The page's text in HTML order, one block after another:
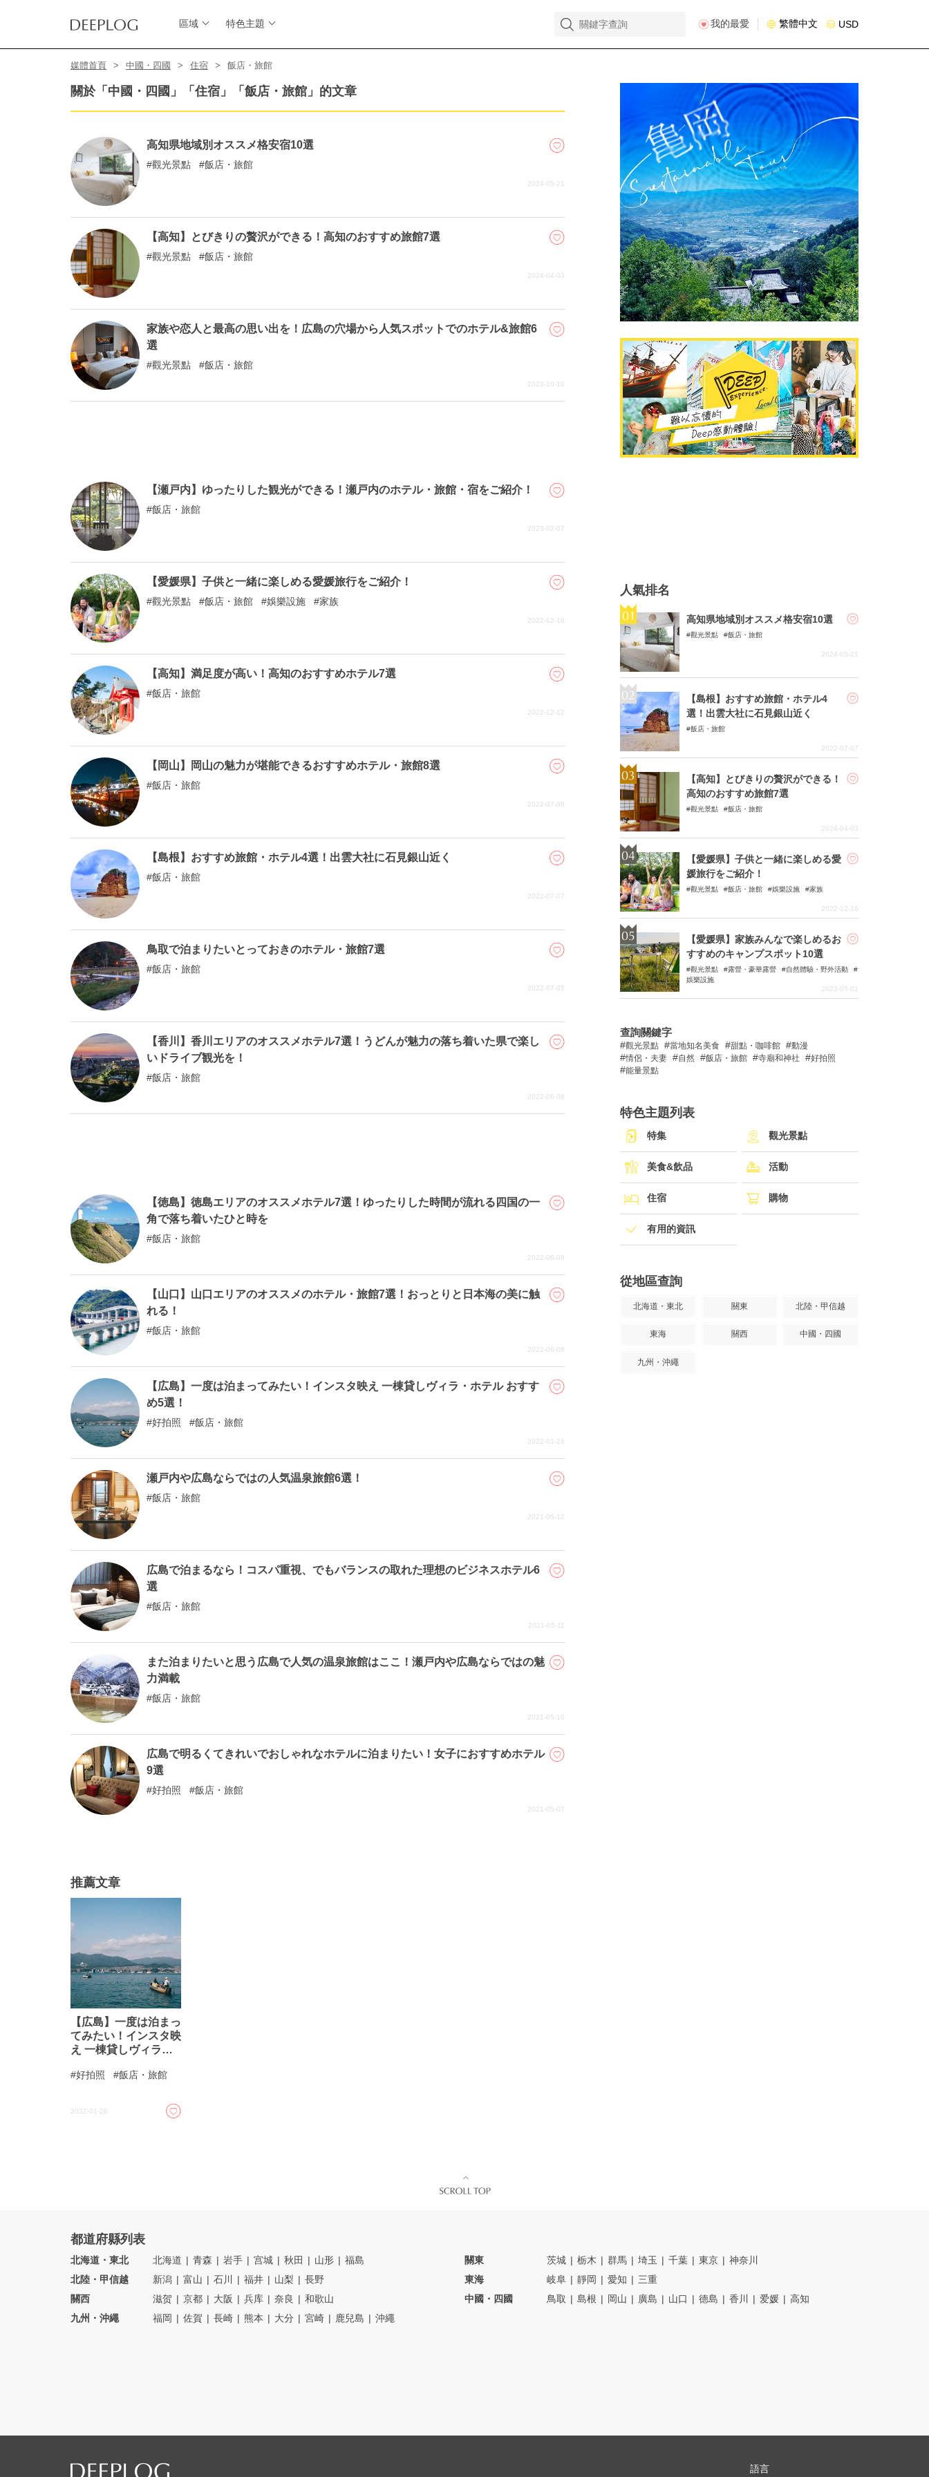
區域 特色主題 我的最愛 繁體中文 USD
媒體首頁 中國・四國 住宿 飯店・旅館
關於「中國・四國」「住宿」「飯店・旅館」的文章
高知県地域別オススメ格安宿10選
觀光景點 飯店・旅館
2024-05-21
【高知】とびきりの贅沢ができる！高知のおすすめ旅館7選
觀光景點 飯店・旅館
2024-04-03
家族や恋人と最高の思い出を！広島の穴場から人気スポットでのホテル&旅館6
選
觀光景點 飯店・旅館
2023-10-10
【瀬戸内】ゆったりした観光ができる！瀬戸内のホテル・旅館・宿をご紹介！
飯店・旅館
2023-02-07
【愛媛県】子供と一緒に楽しめる愛媛旅行をご紹介！
觀光景點 飯店・旅館 娛樂設施 家族
2022-12-16
【高知】満足度が高い！高知のおすすめホテル7選
飯店・旅館
2022-12-12
【岡山】岡山の魅力が堪能できるおすすめホテル・旅館8選
飯店・旅館
2022-07-08
【島根】おすすめ旅館・ホテル4選！出雲大社に石見銀山近く
飯店・旅館
2022-07-07
鳥取で泊まりたいとっておきのホテル・旅館7選
飯店・旅館
2022-07-05
【香川】香川エリアのオススメホテル7選！うどんが魅力の落ち着いた県で楽し
いドライブ観光を！
飯店・旅館
2022-06-08
【徳島】徳島エリアのオススメホテル7選！ゆったりした時間が流れる四国の一
角で落ち着いたひと時を
飯店・旅館
2022-06-08
【山口】山口エリアのオススメのホテル・旅館7選！おっとりと日本海の美に触
れる！
飯店・旅館
2022-06-06
【広島】一度は泊まってみたい！インスタ映え 一棟貸しヴィラ・ホテル おすす
め5選！
好拍照 飯店・旅館
2022-01-26
瀬戸内や広島ならではの人気温泉旅館6選！
飯店・旅館
2021-05-12
広島で泊まるなら！コスパ重視、でもバランスの取れた理想のビジネスホテル6
選
飯店・旅館
2021-05-11
また泊まりたいと思う広島で人気の温泉旅館はここ！瀬戸内や広島ならではの魅
力満載
飯店・旅館
2021-05-10
広島で明るくてきれいでおしゃれなホテルに泊まりたい！女子におすすめホテル
9選
好拍照 飯店・旅館
2021-05-07
推薦文章
【広島】一度は泊まっ
てみたい！インスタ映
え 一棟貸しヴィラ・
好拍照 飯店・旅館
2022-01-26
人氣排名
高知県地域別オススメ格安宿10選
觀光景點 飯店・旅館
2024-05-21
【島根】おすすめ旅館・ホテル4
選！出雲大社に石見銀山近く
飯店・旅館
2022-07-07
【高知】とびきりの贅沢ができる！
高知のおすすめ旅館7選
觀光景點 飯店・旅館
2024-04-03
【愛媛県】子供と一緒に楽しめる愛
媛旅行をご紹介！
觀光景點 飯店・旅館 娛樂設施 家族
2022-12-16
【愛媛県】家族みんなで楽しめるお
すすめのキャンプスポット10選
觀光景點 露營・豪華露營
自然體驗・野外活動
娛樂設施
2023-05-01
查詢關鍵字
觀光景點 當地知名美食 甜點・咖啡館
動漫
情侶・夫妻
自然 飯店・旅館 寺廟和神社
好拍照
能量景點
特色主題列表
特集 觀光景點
美食&飲品 活動
住宿 購物
有用的資訊
從地區查詢
北海道・東北 關東 北陸・甲信越
東海 關西 中國・四國
九州・沖繩
都道府縣列表
北海道・東北 北海道 青森 岩手 宫城 秋田 山形 福島 關東 茨城 栃木 群馬 埼玉 千葉 東京
神奈川
北陸・甲信越
新潟 富山 石川 福井 山梨 長野 東海 岐阜 靜岡 愛知
三重
關西
滋贺 京都 大阪 兵库 奈良 和歌山 中國・四國 鳥取 島根 岡山 廣島 山口 德島 香川 爱媛
高知
九州・沖繩
福岡 佐賀 長崎 熊本 大分 宮崎 鹿兒島 沖繩
語言